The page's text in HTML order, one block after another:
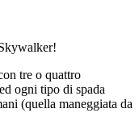
tre o quattro
ogni tipo di spada
(quella maneggiata da